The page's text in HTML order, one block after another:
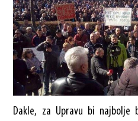
Dakle, za Upravu bi